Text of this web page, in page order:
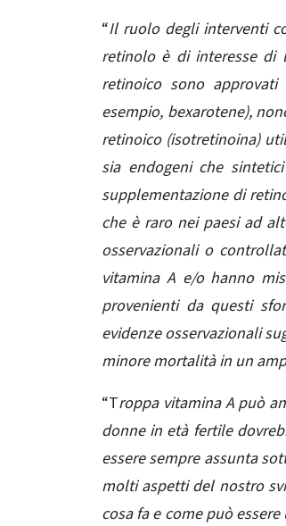
“Il ruolo degli interventi
retinolo è di interesse di
retinoico sono
esempio, bexarotene),
retinoico (isotretinoina)
sia endogeni che
supplementazione di
che è raro nei paesi ad
osservazionali o
vitamina A e/o hanno
provenienti da questi
evidenze osservazionali
minore mortalità in un
“Troppa vitamina A può
donne in età fertile
essere sempre assunta
molti aspetti del nostro
cosa fa e come può